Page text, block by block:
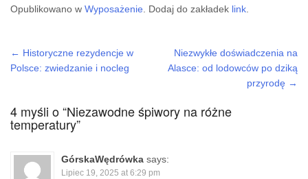
Opublikowano w Wyposażenie . Dodaj do zakładek link
Post navigation
← Historyczne rezydencje w
Polsce: zwiedzanie i nocleg
Niezwykłe doświadczenia na
Alasce: od lodowców po dziką
przyrodę →
4 myśli o “Niezawodne śpiwory na różne
temperatury”
GórskaWędrówka says:
Lipiec 19, 2025 at 6:29 pm